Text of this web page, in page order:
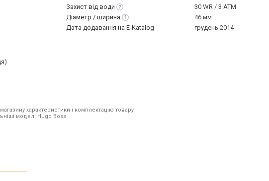
Захист від води
30 WR / 3 ATM
Діаметр / ширина
46 мм
Дата додавання на E-Katalog
грудень 2014
характеристики і комплектацію товару
моделі Hugo Boss.